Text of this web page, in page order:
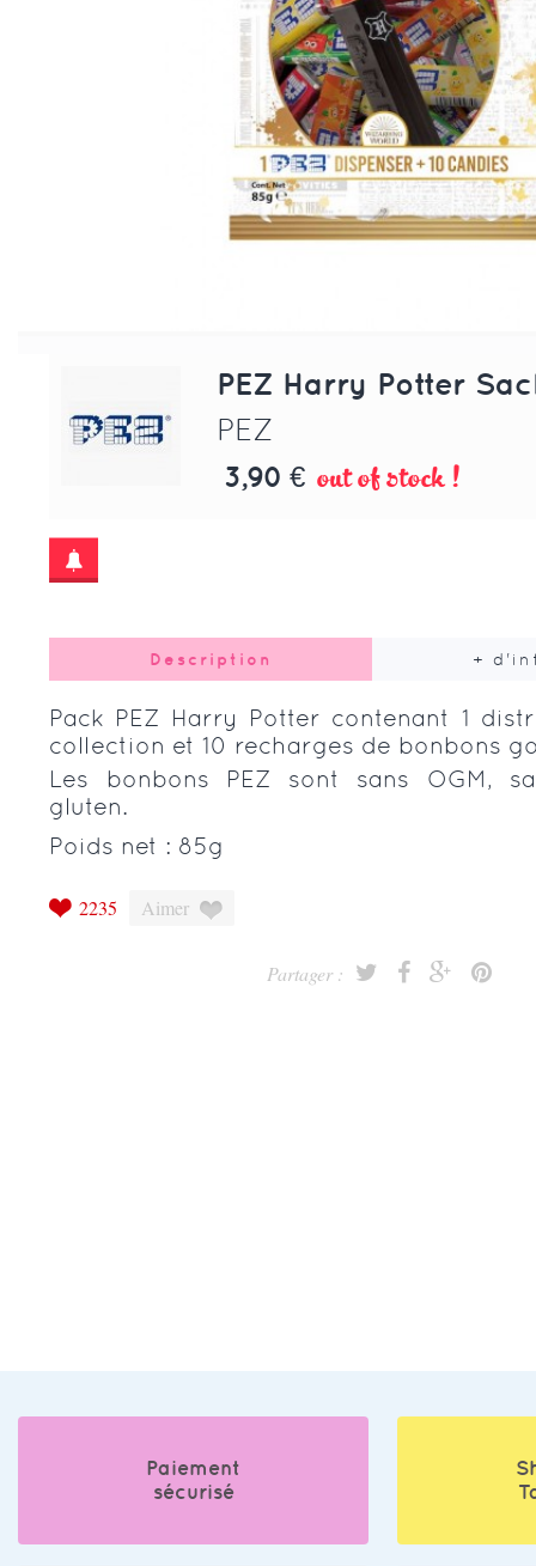
PEZ Harry Potter
PEZ
3,90 € out of stock !
Description +
Pack PEZ Harry Potter contenant 1
collection et 10 recharges de bonbons
Les bonbons PEZ sont sans OGM,
gluten.
Poids net : 85g
Partager :
Aimer
2235
Paiement
sécurisé